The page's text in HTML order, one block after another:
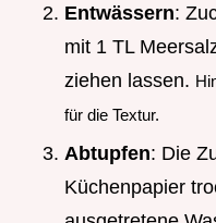
Entwässern:
mit 1 TL
ziehen lassen.
für die Textur.
Abtupfen: Die
Küchenpapier